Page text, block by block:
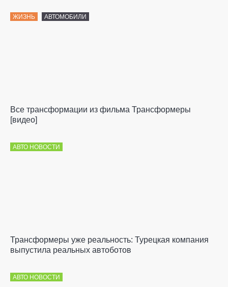
ЖИЗНЬ АВТОМОБИЛИ
Все трансформации из фильма Трансформеры
[видео]
АВТО НОВОСТИ
Трансформеры уже реальность: Турецкая компания
выпустила реальных автоботов
АВТО НОВОСТИ